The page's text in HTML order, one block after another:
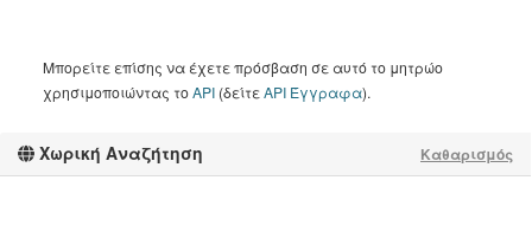
Χωρική Αναζήτηση Καθαρισμός
Μπορείτε επίσης να έχετε πρόσβαση σε αυτό το μητρώο
χρησιμοποιώντας τοAPI (δείτεAPI Έγγραφα).